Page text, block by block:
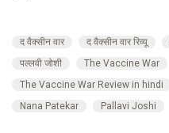
द वैक्सीन वार द वैक्सीन वार रिव्यू
पल्लवी जोशी
The Vaccine War
The Vaccine War Review in hindi
Nana Patekar
Pallavi Joshi